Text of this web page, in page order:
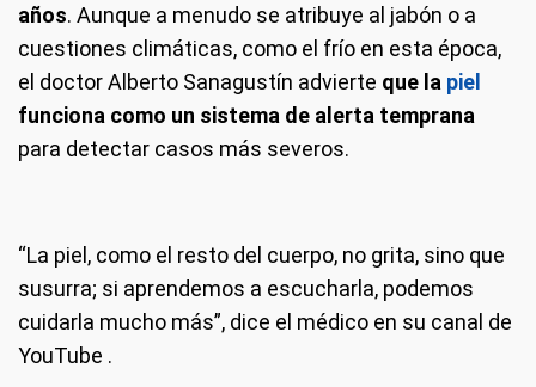
años. Aunque a menudo se atribuye al jabón o a
cuestiones climáticas, como el frío en esta época,
el doctor Alberto Sanagustín advierte que la piel
funciona como un sistema de alerta temprana
para detectar casos más severos.
“La piel, como el resto del cuerpo, no grita, sino que
susurra; si aprendemos a escucharla, podemos
cuidarla mucho más”, dice el médico en su canal de
YouTube .